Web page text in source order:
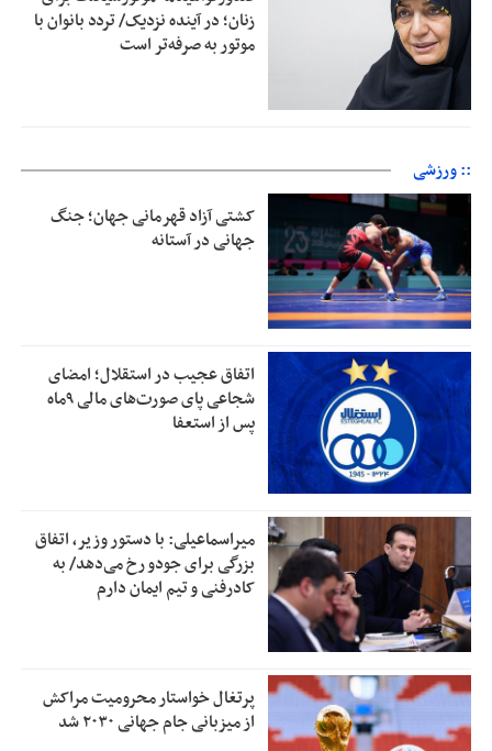
زنان؛ در آینده نزدیک/ تردد بانوان با
موتور به‌ صرفه‌تر است
:: ورزشی
کشتی آزاد قهرمانی جهان؛ جنگ
جهانی در آستانه
اتفاق عجیب در استقلال؛ امضای
شجاعی پای صورت‌های مالی ٩ماه
پس از استعفا
میراسماعیلی: با دستور وزیر، اتفاق
بزرگی برای جودو رخ می‌دهد/ به
کادرفنی و تیم ایمان دارم
پرتغال خواستار محرومیت مراکش
از میزبانی جام جهانی ۲۰۳۰ شد